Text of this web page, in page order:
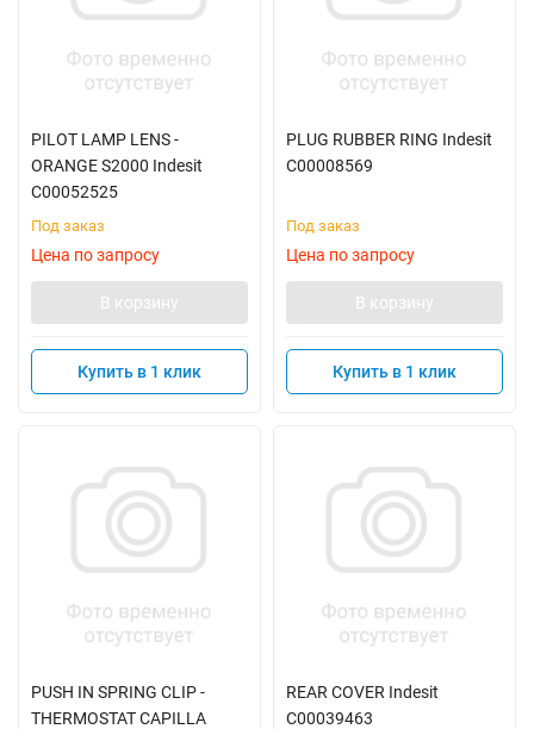
PILOT LAMP LENS -
ORANGE S2000 Indesit
C00052525
Под заказ
Цена по запросу
В корзину
Купить в 1 клик
PLUG RUBBER RING Indesit
C00008569
Под заказ
Цена по запросу
В корзину
Купить в 1 клик
PUSH IN SPRING CLIP -
THERMOSTAT CAPILLA
REAR COVER Indesit
C00039463